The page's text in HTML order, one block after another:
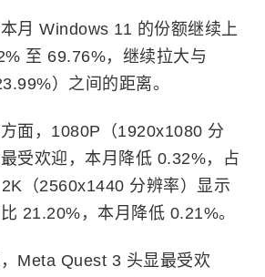
月 Windows 11 的份额继续上
至 69.76%，继续拉大与
）之间的距离。
面，1080P（1920x1080 分
受欢迎，本月降低 0.32%，占
（2560x1440 分辨率）显示
21.20%，本月降低 0.21%。
Meta Quest 3 头显最受欢